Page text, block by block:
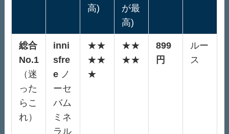
高)
が最
高)
総合
No.1
（迷
った
らこ
れ）
inni
sfre
eノ
ーセ
バム
ミネ
ラル
★★
★★
★
★★
★★
899
円
ルー
ス